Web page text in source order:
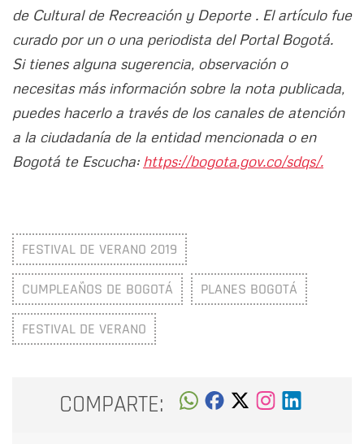
de Cultural de Recreación y Deporte . El artículo fue
curado por un o una periodista del Portal Bogotá.
Si tienes alguna sugerencia, observación o
necesitas más información sobre la nota publicada,
puedes hacerlo a través de los canales de atención
a la ciudadanía de la entidad mencionada o en
Bogotá te Escucha: https://bogota.gov.co/sdqs/.
FESTIVAL DE VERANO 2019
CUMPLEAÑOS DE BOGOTÁ PLANES BOGOTÁ
FESTIVAL DE VERANO
COMPARTE: